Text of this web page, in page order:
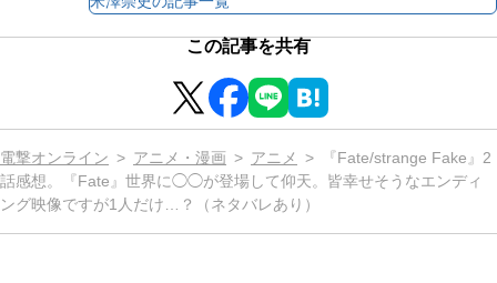
この記事を共有
電撃オンライン アニメ・漫画 アニメ
『Fate/strange Fake』2
話感想。『Fate』世界に◯◯が登場して仰天。皆幸せそうなエンディ
ング映像ですが1人だけ…？（ネタバレあり）